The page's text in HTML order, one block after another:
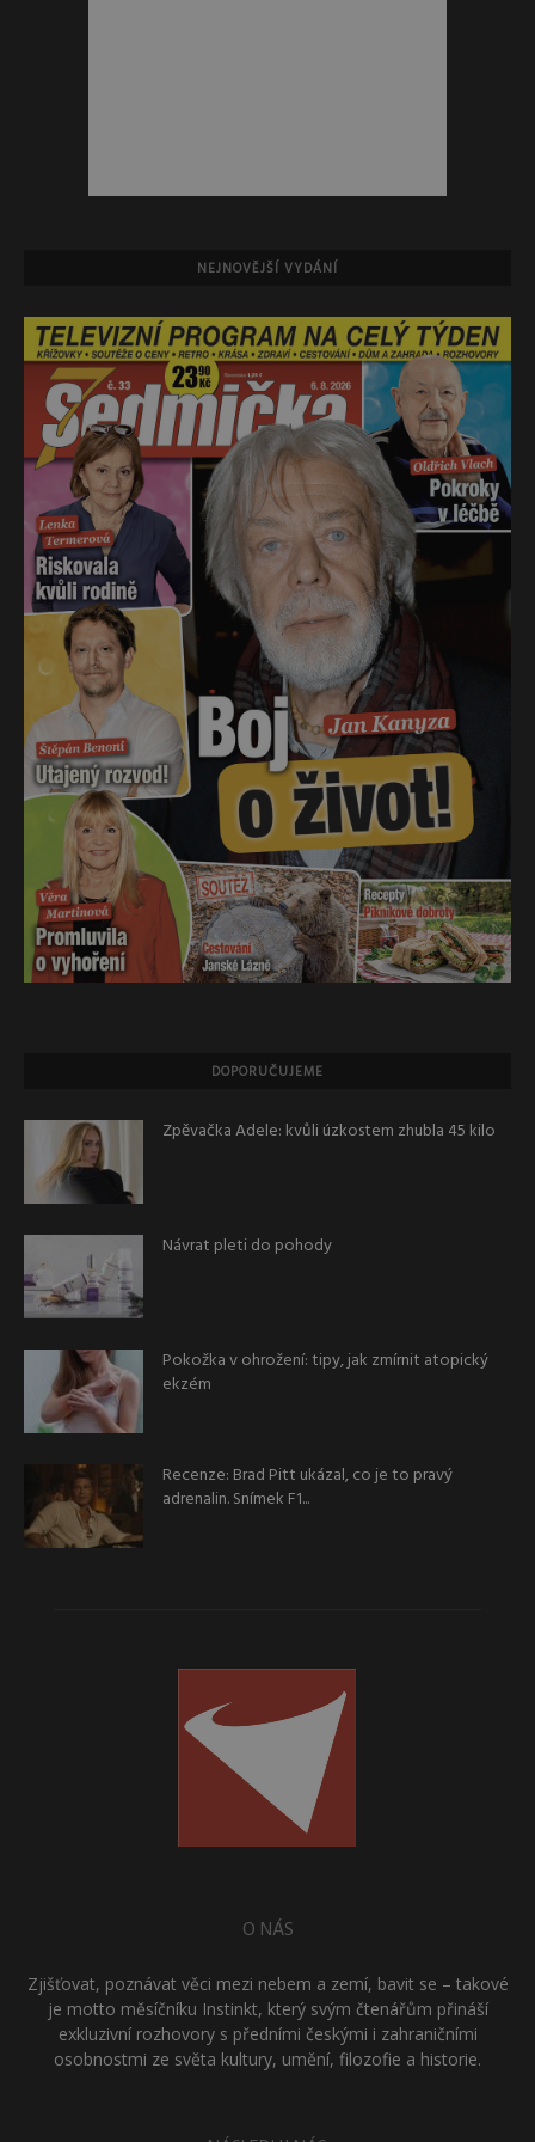
NEJNOVĚJŠÍ VYDÁNÍ
DOPORUČUJEME
Zpěvačka Adele: kvůli úzkostem zhubla 45 kilo
Návrat pleti do pohody
Pokožka v ohrožení: tipy, jak zmírnit atopický
ekzém
Recenze: Brad Pitt ukázal, co je to pravý
adrenalin. Snímek F1...
O NÁS
Zjišťovat, poznávat věci mezi nebem a zemí, bavit se – takové
je motto měsíčníku Instinkt, který svým čtenářům přináší
exkluzivní rozhovory s předními českými i zahraničními
osobnostmi ze světa kultury, umění, filozofie a historie.